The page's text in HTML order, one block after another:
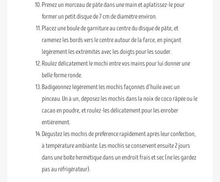
Prenez un morceau de pâte dans une main et aplatissez-le pour
former un petit disque de 7 cm de diamètre environ.
Placez une boule de garniture au centre du disque de pâte, et
ramenez les bords vers le centre autour de la farce, en pinçant
légèrement les extrémités avec les doigts pour les souder.
Roulez délicatement le mochi entre vos mains pour lui donner une
belle forme ronde.
Badigeonnez légèrement les mochis façonnés d’huile avec un
pinceau. Un à un, déposez les mochis dans la noix de coco râpée ou le
cacao en poudre, et roulez-les délicatement pour les enrober
entièrement.
Dégustez les mochis de préférence rapidement après leur confection,
à température ambiante. Les mochis se conservent ensuite 2 jours
dans une boîte hermétique dans un endroit frais et sec (ne les gardez
pas au réfrigérateur).